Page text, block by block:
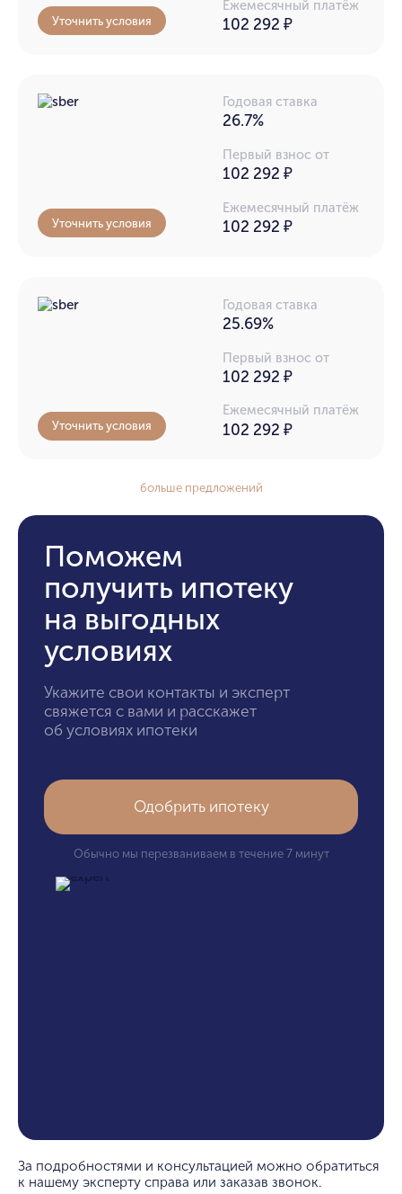
Ежемесячный платёж
102 292 ₽
Уточнить условия
Годовая ставка
26.7%
Первый взнос от
102 292 ₽
Ежемесячный платёж
102 292 ₽
Уточнить условия
Годовая ставка
25.69%
Первый взнос от
102 292 ₽
Ежемесячный платёж
102 292 ₽
Уточнить условия
больше предложений
Поможем
получить ипотеку
на выгодных
условиях
Укажите свои контакты и эксперт
свяжется с вами и расскажет
об условиях ипотеки
Одобрить ипотеку
Обычно мы перезваниваем в течение 7 минут
За подробностями и консультацией можно обратиться
к нашему эксперту справа или заказав звонок.